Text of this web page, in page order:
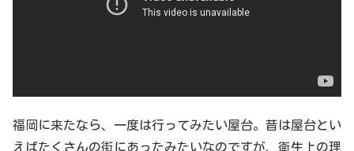
福岡に来たなら、一度は行ってみたい屋台。昔は屋台とい
えばたくさんの街にあったみたいなのですが、衛生上の理